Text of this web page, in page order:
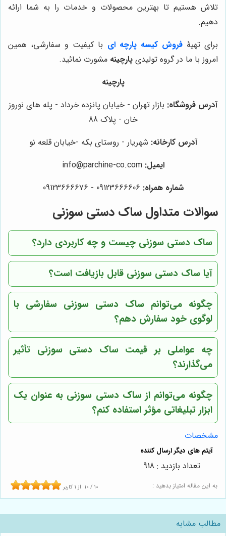
تلاش هستیم تا بهترین محصولات و خدمات را به شما ارائه
دهیم.
برای تهیۀفروش کیسه پارچه ای با کیفیت و سفارشی، همین
امروز با ما در گروه تولیدی پارچینه مشورت نمائید.
پارچینه
آدرس فروشگاه: بازار تهران - خیابان پانزده خرداد - پله های نوروز
خان - پلاک 88
آدرس کارخانه: شهریار - روستای بکه -خیابان قلعه نو
ایمیل: info@parchine-co.com
شماره همراه:
سوالات متداول ساک دستی سوزنی
ساک دستی سوزنی چیست و چه کاربردی دارد؟
آیا ساک دستی سوزنی قابل بازیافت است؟
چگونه می‌توانم ساک دستی سوزنی سفارشی با
لوگوی خود سفارش دهم؟
چه عواملی بر قیمت ساک دستی سوزنی تأثیر
می‌گذارند؟
چگونه می‌توانم از ساک دستی سوزنی به عنوان یک
ابزار تبلیغاتی مؤثر استفاده کنم؟
مشخصات
به این مقاله امتیاز بدهید : 10 / 10 از 1 کاربر
تعداد بازدید : 918
مطالب مشابه